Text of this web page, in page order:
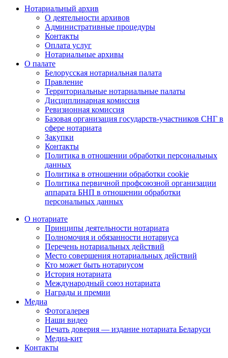
Нотариальный архив
О деятельности архивов
Административные процедуры
Контакты
Оплата услуг
Нотариальные архивы
О палате
Белорусская нотариальная палата
Правление
Территориальные нотариальные палаты
Дисциплинарная комиссия
Ревизионная комиссия
Базовая организация государств-участников СНГ в
сфере нотариата
Закупки
Контакты
Политика в отношении обработки персональных
данных
Политика в отношении обработки cookie
Политика первичной профсоюзной организации
аппарата БНП в отношении обработки
персональных данных
О нотариате
Принципы деятельности нотариата
Полномочия и обязанности нотариуса
Перечень нотариальных действий
Место совершения нотариальных действий
Кто может быть нотариусом
История нотариата
Международный союз нотариата
Награды и премии
Медиа
Фотогалерея
Наши видео
Печать доверия — издание нотариата Беларуси
Медиа-кит
Контакты